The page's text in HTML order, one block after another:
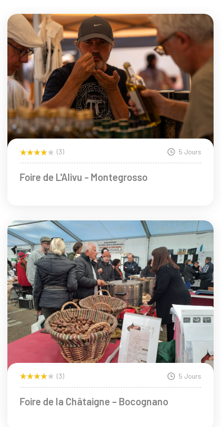
(3) 5 Jours
Foire de L'Alivu - Montegrosso
(3) 5 Jours
Foire de la Châtaigne – Bocognano